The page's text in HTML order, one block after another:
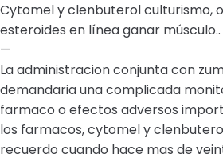
Cytomel y clenbuterol culturismo,
esteroides en línea ganar músculo..
—
La administracion conjunta con
demandaria una complicada
farmaco o efectos adversos
los farmacos, cytomel y
recuerdo cuando hace mas de